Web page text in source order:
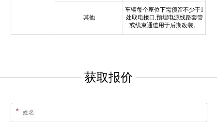
其他
车辆每个座位下需预留不少于1
处取电接口,预埋电源线路套管
或线束通道用于后期改装。
获取报价